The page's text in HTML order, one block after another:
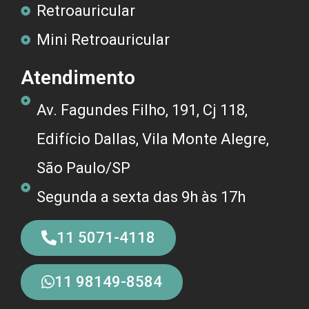
Retroauricular
Mini Retroauricular
Atendimento
Av. Fagundes Filho, 191, Cj 118,
Edifício Dallas, Vila Monte Alegre,
São Paulo/SP
Segunda a sexta das 9h às 17h
11 5071-4118
11 98149-8584